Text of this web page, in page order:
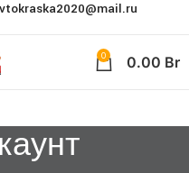
0 0.00 Br